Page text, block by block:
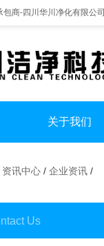
商-四川华川净化有限公司
关于我们
资讯中心 / 企业资讯 /
Us